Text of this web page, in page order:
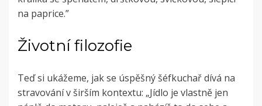
na paprice.”
Životní filozofie
Teď si ukážeme, jak se úspěšný šéfkuchař dívá na
stravování v širším kontextu: „Jídlo je vlastně jen